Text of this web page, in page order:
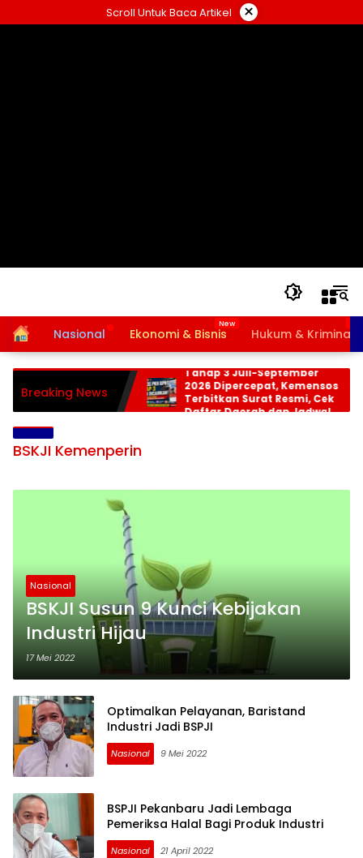
ke
Scroll Untuk Baca Artikel ×
HomeNasional Ekonomi & Bisnis Hukum & Kriminal
Breaking News
Bansos PKH dan BPNT
Tahap 3 Juli-September
2026 Dipercepat, Kemensos
Terbitkan Surat Resmi, Cek
Daftar Daerah dan Jadwal
BSKJI Kemenperin
Nasional
BSKJI Susun 9 Kunci Kebijakan
Industri Hijau
17 Mei 2022
Optimalkan Pelayanan, Baristand
Industri Jadi BSPJI
Nasional 9 Mei 2022
BSPJI Pekanbaru Jadi Lembaga
Pemeriksa Halal Bagi Produk Industri
Nasional 21 April 2022